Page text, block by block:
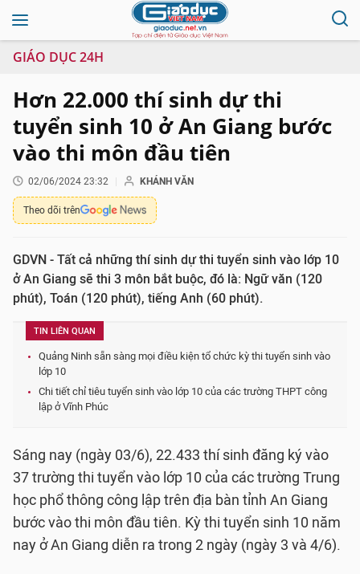
GIÁO DỤC 24H
Hơn 22.000 thí sinh dự thi
tuyển sinh 10 ở An Giang bước
vào thi môn đầu tiên
02/06/2024 23:32 KHÁNH VĂN
Theo dõi trên
GDVN - Tất cả những thí sinh dự thi tuyển sinh vào lớp 10
ở An Giang sẽ thi 3 môn bắt buộc, đó là: Ngữ văn (120
phút), Toán (120 phút), tiếng Anh (60 phút).
TIN LIÊN QUAN
Quảng Ninh sẵn sàng mọi điều kiện tổ chức kỳ thi tuyển sinh vào
lớp 10
Chi tiết chỉ tiêu tuyển sinh vào lớp 10 của các trường THPT công
lập ở Vĩnh Phúc
Sáng nay (ngày 03/6), 22.433 thí sinh đăng ký vào
37 trường thi tuyển vào lớp 10 của các trường Trung
học phổ thông công lập trên địa bàn tỉnh An Giang
bước vào thi môn đầu tiên. Kỳ thi tuyển sinh 10 năm
nay ở An Giang diễn ra trong 2 ngày (ngày 3 và 4/6).